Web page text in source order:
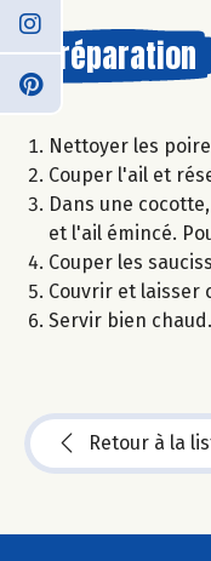
Préparation
Nettoyer les
Couper l'ail et
Dans une
et l'ail émincé.
Couper les
Couvrir et laisser
Servir bien chaud.
Retour à la